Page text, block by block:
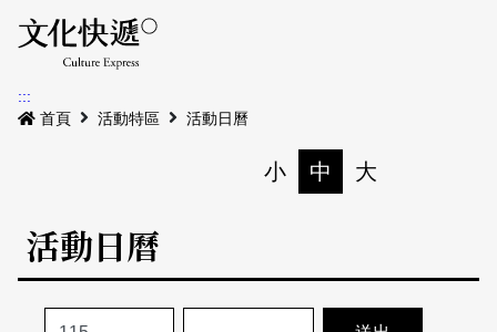
最新公告
本期專題
歷史專題
活動特區
活動列表
關於我們
:::
首頁
活動特區 活動日曆
小 中 大
活動日曆